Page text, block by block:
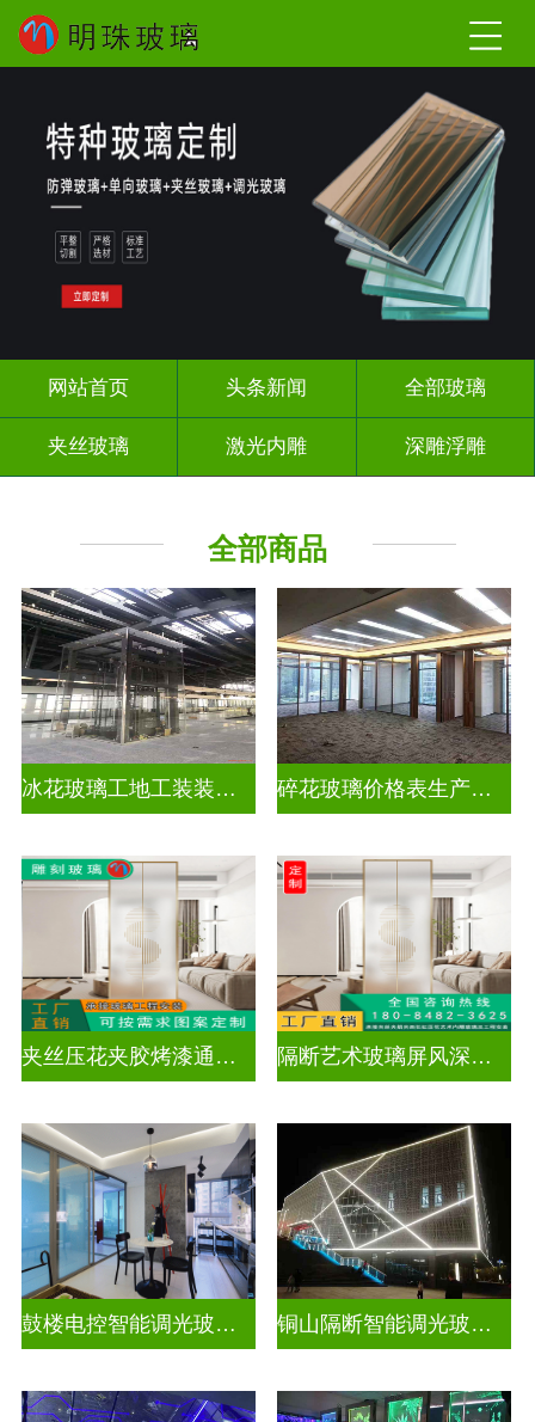
网站首页 头条新闻 全部玻璃
夹丝玻璃 激光内雕 深雕浮雕
千 层 镜
全部商品
冰花玻璃工地工装装饰玻璃 碎花玻璃价格表生产电话
夹丝压花夹胶烤漆通电深雕浮雕玻璃 隔断艺术玻璃屏风深雕浮雕玻璃
鼓楼电控智能调光玻璃安装方法 铜山隔断智能调光玻璃安装电话